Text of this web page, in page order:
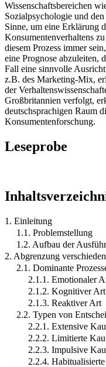
Wissenschaftsbereichen
Sozialpsychologie und
Sinne, um eine Erklärung
Konsumentenverhaltens
diesem Prozess immer
eine Prognose abzuleiten,
Fall eine sinnvolle
z.B. des Marketing-Mix,
der
Großbritannien verfolgt,
deutschsprachigen Raum
Konsumentenforschung.
Leseprobe
1. Einleitung
1.1. Problemstellung
1.2. Aufbau der
2. Abgrenzung
2.1. Dominante
2.1.1. Emotionaler
2.1.2. Kognitiver Art
2.1.3. Reaktiver Art
2.2. Typen von
2.2.1. Extensive
2.2.2. Limitierte
2.2.3. Impulsive
2.2.4.